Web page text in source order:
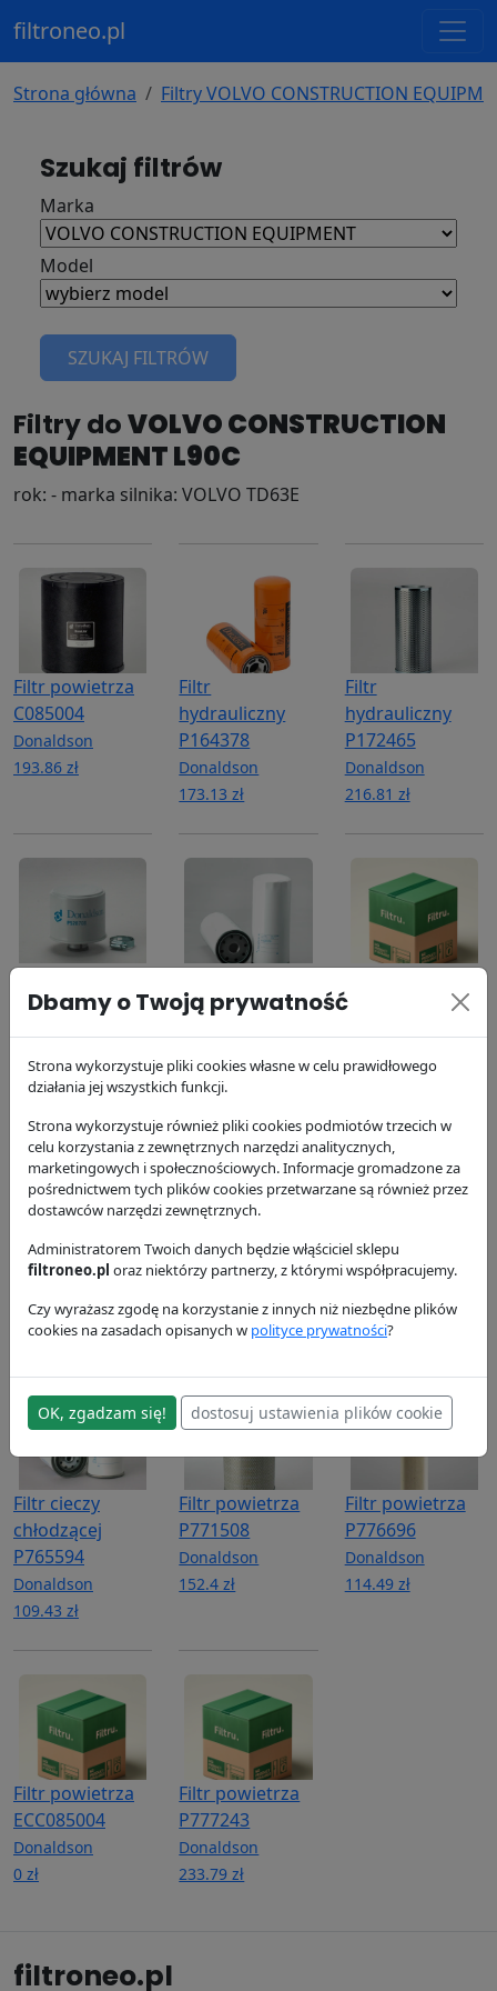
filtroneo.pl
Strona główna Filtry VOLVO CONSTRUCTION
Szukaj filtrów
Marka
Model
SZUKAJ FILTRÓW
Filtry doVOLVO CONSTRUCTION
EQUIPMENT L90C
rok: - marka silnika: VOLVO TD63E
Filtr powietrza
C085004
Donaldson
193.86 zł
Filtr
hydrauliczny
P164378
Donaldson
173.13 zł
Filtr
hydrauliczny
P172465
Donaldson
216.81 zł
Odpowietrznik
P528708
59.31 zł
P550519
68.3 zł
P553004
34.16 zł
Filtr paliwa
P554347
57.53 zł
Filtr oleju
P553191
51.8 zł
Filtr powietrza
P606074
84.41 zł
Filtr cieczy
chłodzącej
P765594
Donaldson
109.43 zł
Filtr powietrza
P771508
Donaldson
152.4 zł
Filtr powietrza
P776696
Donaldson
114.49 zł
Filtr powietrza
ECC085004
Donaldson
0 zł
Filtr powietrza
P777243
Donaldson
233.79 zł
filtroneo.pl
Dbamy o Twoją prywatność
Strona wykorzystuje pliki cookies własne w celu prawidłowego
działania jej wszystkich funkcji.
Strona wykorzystuje również pliki cookies podmiotów trzecich w
celu korzystania z zewnętrznych narzędzi analitycznych,
marketingowych i społecznościowych. Informacje gromadzone za
pośrednictwem tych plików cookies przetwarzane są również przez
dostawców narzędzi zewnętrznych.
Administratorem Twoich danych będzie włąściciel sklepu
filtroneo.pl oraz niektórzy partnerzy, z którymi współpracujemy.
Czy wyrażasz zgodę na korzystanie z innych niż niezbędne plików
cookies na zasadach opisanych w polityce prywatności?
OK, zgadzam się! dostosuj ustawienia plików cookie